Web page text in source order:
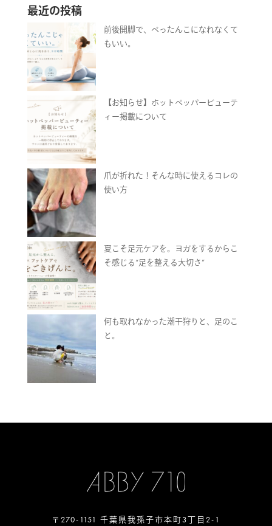
最近の投稿
前後開脚で、ぺったんこになれなくて
もいい。
【お知らせ】ホットペッパービューテ
ィー掲載について
爪が折れた！そんな時に使えるコレの
使い方
夏こそ足元ケアを。ヨガをするからこ
そ感じる“足を整える大切さ”
何も取れなかった潮干狩りと、足のこ
と。
〒270-1151 千葉県我孫子市本町3丁目2-1